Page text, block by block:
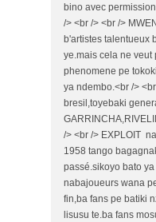
bino avec
/> <br /> <br />
b'artistes talentueux
ye.mais cela ne veut
phenomene pe
ya ndembo.<br />
bresil,toyebaki
/> <br /> EXPLOIT
1958 tango
passé.sikoyo bato
nabajoueurs wana
fin,ba fans pe batiki
lisusu te.ba fans